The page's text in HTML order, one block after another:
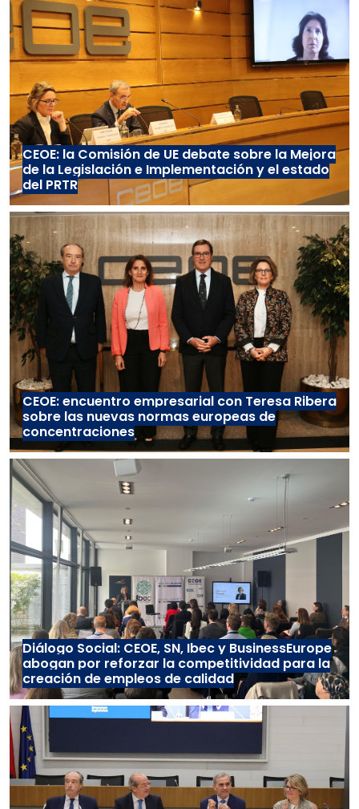
CEOE: la Comisión de UE debate sobre la Mejora
de la Legislación e Implementación y el estado
del PRTR
CEOE: encuentro empresarial con Teresa Ribera
sobre las nuevas normas europeas de
concentraciones
Diálogo Social: CEOE, SN, Ibec y BusinessEurope
abogan por reforzar la competitividad para la
creación de empleos de calidad